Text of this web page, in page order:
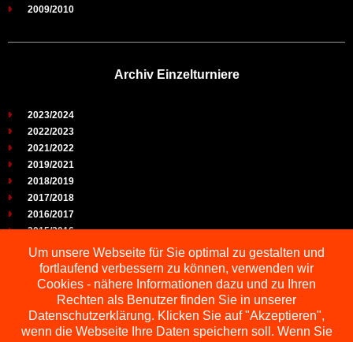
2009/2010
Archiv Einzelturniere
2023/2024
2022/2023
2021/2022
2019/2021
2018/2019
2017/2018
2016/2017
2015/2016
2014/2015
2013/2014
2012/2013
2011/2012
2010/2011
2009/2010
Um unsere Webseite für Sie optimal zu gestalten und
fortlaufend verbessern zu können, verwenden wir
Cookies - nähere Informationen dazu und zu Ihren
Rechten als Benutzer finden Sie in unserer
Datenschutzerklärung. Klicken Sie auf "Akzeptieren",
wenn die Webseite Ihre Daten speichern soll. Wenn Sie